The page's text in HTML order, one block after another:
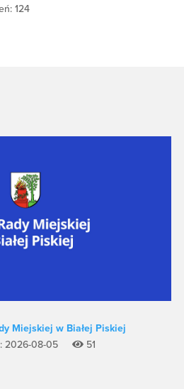
124
Miejskiej w Białej Piskiej
2026-08-05
51